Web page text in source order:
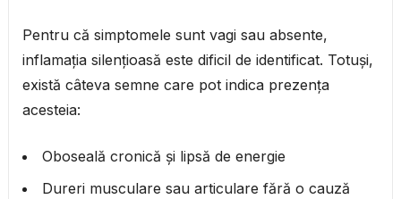
Pentru că simptomele sunt vagi sau absente,
inflamația silențioasă este dificil de identificat. Totuși,
există câteva semne care pot indica prezența
acesteia:
Oboseală cronică și lipsă de energie
Dureri musculare sau articulare fără o cauză